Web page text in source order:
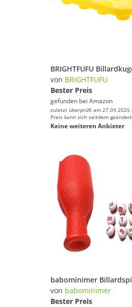
von BRIGHTFUFU
Bester Preis
gefunden bei Amazon
zuletzt überprüft am 27.09.2025
Preis kann sich seitdem
Keine weiteren Anbieter
von babominimer
Bester Preis